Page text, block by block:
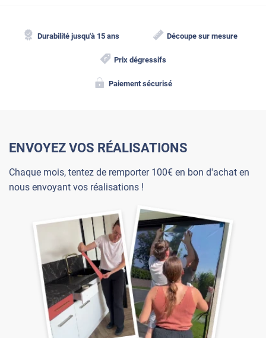
Durabilité jusqu'à 15 ans Découpe sur mesure
Prix dégressifs
Paiement sécurisé
ENVOYEZ VOS RÉALISATIONS
Chaque mois, tentez de remporter 100€ en bon d'achat en
nous envoyant vos réalisations !